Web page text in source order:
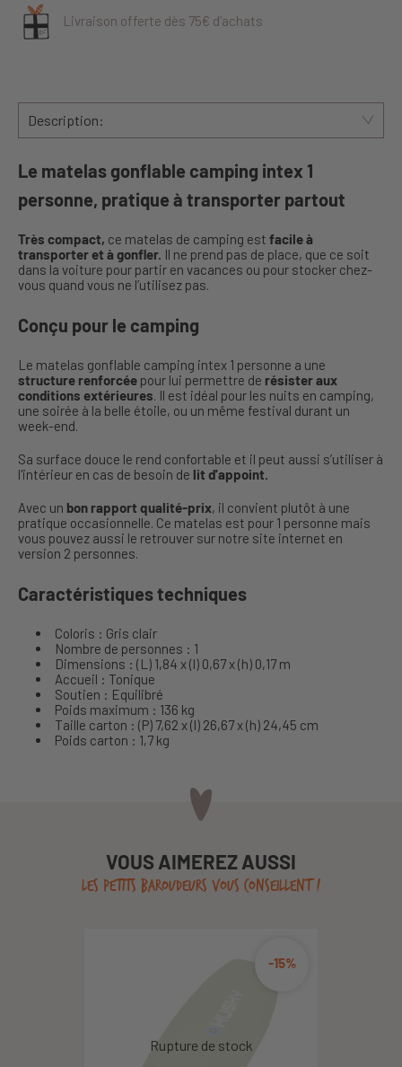
Livraison offerte dès 75€ d’achats
Description:
Le matelas gonflable camping intex 1
personne, pratique à transporter partout
Très compact, ce matelas de camping est facile à
transporter et à gonfler. Il ne prend pas de place, que ce soit
dans la voiture pour partir en vacances ou pour stocker chez-
vous quand vous ne l’utilisez pas.
Conçu pour le camping
Le matelas gonflable camping intex 1 personne a une
structure renforcée pour lui permettre de résister aux
conditions extérieures. Il est idéal pour les nuits en camping,
une soirée à la belle étoile, ou un même festival durant un
week-end.
Sa surface douce le rend confortable et il peut aussi s’utiliser à
l'intérieur en cas de besoin de lit d'appoint.
Avec un bon rapport qualité-prix, il convient plutôt à une
pratique occasionnelle. Ce matelas est pour 1 personne mais
vous pouvez aussi le retrouver sur notre site internet en
version 2 personnes.
Caractéristiques techniques
Coloris : Gris clair
Nombre de personnes : 1
Dimensions : (L) 1,84 x (l) 0,67 x (h) 0,17 m
Accueil : Tonique
Soutien : Equilibré
Poids maximum : 136 kg
Taille carton : (P) 7,62 x (l) 26,67 x (h) 24,45 cm
Poids carton : 1,7 kg
VOUS AIMEREZ AUSSI
LES PETITS BAROUDEURS VOUS CONSEILLENT !
-15%